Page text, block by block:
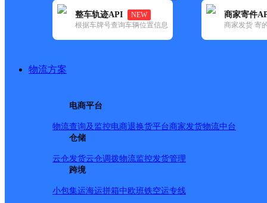
整车轨迹API
NEW
根据车牌号查询车辆位置信息
商家寄件
商家发货 寄
物流方案
电商平台
物流查询及监控电商退换货平台商家发货物流中台
仓储
云仓发货云仓调拨物流监控发货管理
跨境
小包集运海运拼箱中欧班铁空运专线
所属快递：邮政国内
所属区域：广西壮族自治区-梧州市-藤县
网点地址：藤县大黎镇大黎街
网点负责人：